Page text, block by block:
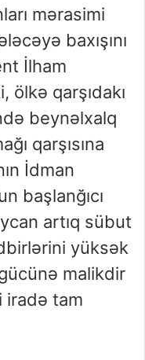
mərasimi
baxışını
İlham
ölkə qarşıdakı
beynəlxalq
qarşısına
İdman
başlanğıcı
artıq sübut
yüksək
malikdir
iradə tam